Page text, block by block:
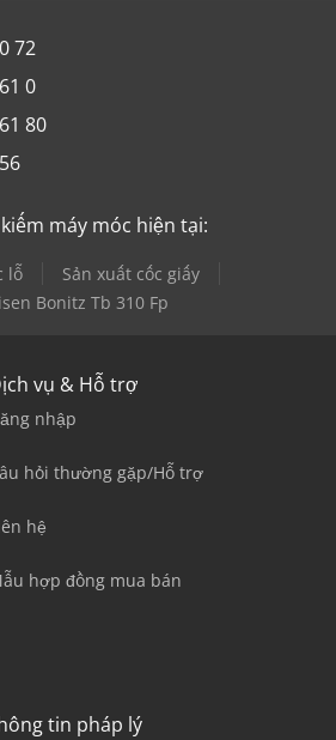
72
0
80
máy móc hiện tại:
lỗ
Sản xuất cốc giấy
Bonitz Tb 310 Fp
vụ & Hỗ trợ
nhập
hỏi thường gặp/Hỗ trợ
hệ
hợp đồng mua bán
tin pháp lý